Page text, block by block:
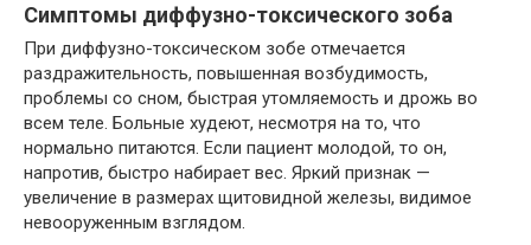
Симптомы диффузно-токсического зоба
При диффузно-токсическом зобе отмечается
раздражительность, повышенная возбудимость,
проблемы со сном, быстрая утомляемость и дрожь во
всем теле. Больные худеют, несмотря на то, что
нормально питаются. Если пациент молодой, то он,
напротив, быстро набирает вес. Яркий признак —
увеличение в размерах щитовидной железы, видимое
невооруженным взглядом.